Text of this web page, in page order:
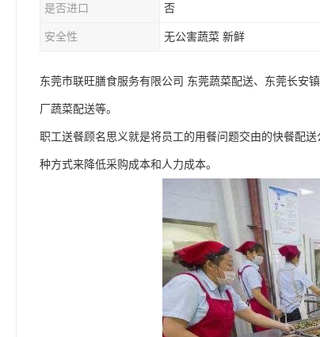
是否进口 否
安全性 无公害蔬菜 新鲜
东莞市联旺膳食服务有限公司 东莞蔬菜配送、东莞长安
厂蔬菜配送等。
职工送餐顾名思义就是将员工的用餐问题交由的快餐配
种方式来降低采购成本和人力成本。